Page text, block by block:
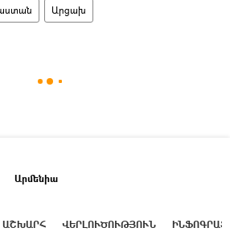
Արցախ
Արմենիա
ԱՇԽԱՐՀ ՎԵՐԼՈՒԾՈՒԹՅՈՒՆ